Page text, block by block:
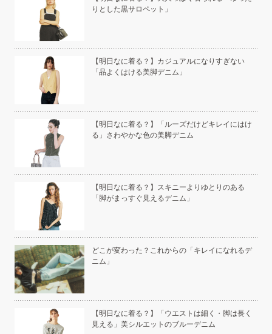
りとした黒サロペット」
【明日なに着る？】カジュアルになりすぎない
「品よくはける美脚デニム」
【明日なに着る？】「ルーズだけどキレイにはけ
る」さわやかな色の美脚デニム
【明日なに着る？】スキニーよりゆとりのある
「脚がまっすぐ見えるデニム」
どこが変わった？これからの「キレイになれるデ
ニム」
【明日なに着る？】「ウエストは細く・脚は長く
見える」美シルエットのブルーデニム